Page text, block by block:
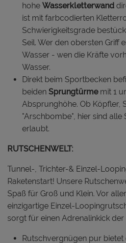
hohe Wasserkletterwand
ist mit farbcodierten
Schwierigkeitsgrade
Seil. Wer den obersten Griff
Wasser - wen die Kräfte
Wasser.
Direkt beim Sportbecken
beiden Sprungtürmemit 1
Absprunghöhe. Ob Köpfler,
"Arschbombe", hier sind alle
erlaubt.
RUTSCHENWELT:
Tunnel-, Trichter-& Einzel-
Raketenstart! Unsere
Spaß für Groß und Klein. Vor
einzigartige Einzel-
sorgt für einen Adrenalinkick
Rutschvergnügen pur bietet